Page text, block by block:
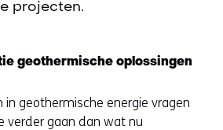
projecten.
geothermische oplossingen
in geothermische energie vragen
verder gaan dan wat nu